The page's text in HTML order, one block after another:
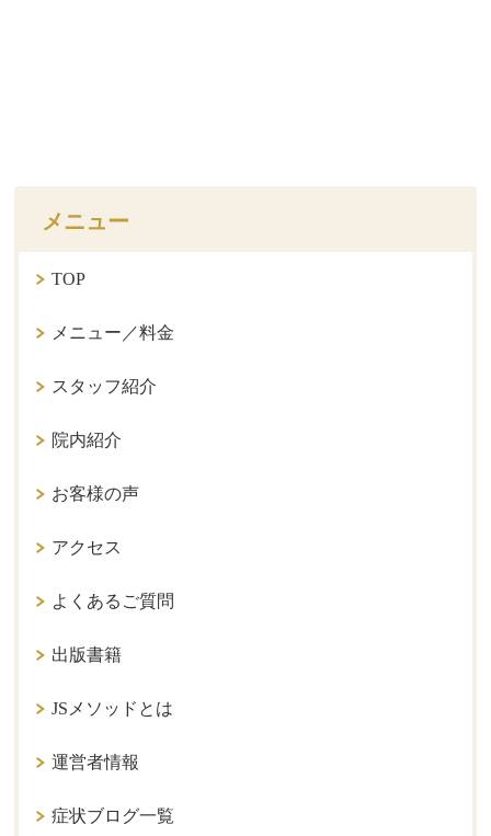
メニュー
TOP
メニュー／料金
スタッフ紹介
院内紹介
お客様の声
アクセス
よくあるご質問
出版書籍
JSメソッドとは
運営者情報
症状ブログ一覧